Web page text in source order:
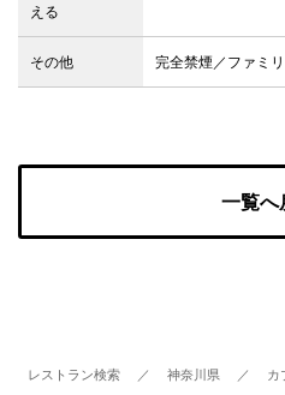
JP
える
その他 完全禁煙／ファミ
一覧へ
レストラン検索 ／ 神奈川県 ／ カ